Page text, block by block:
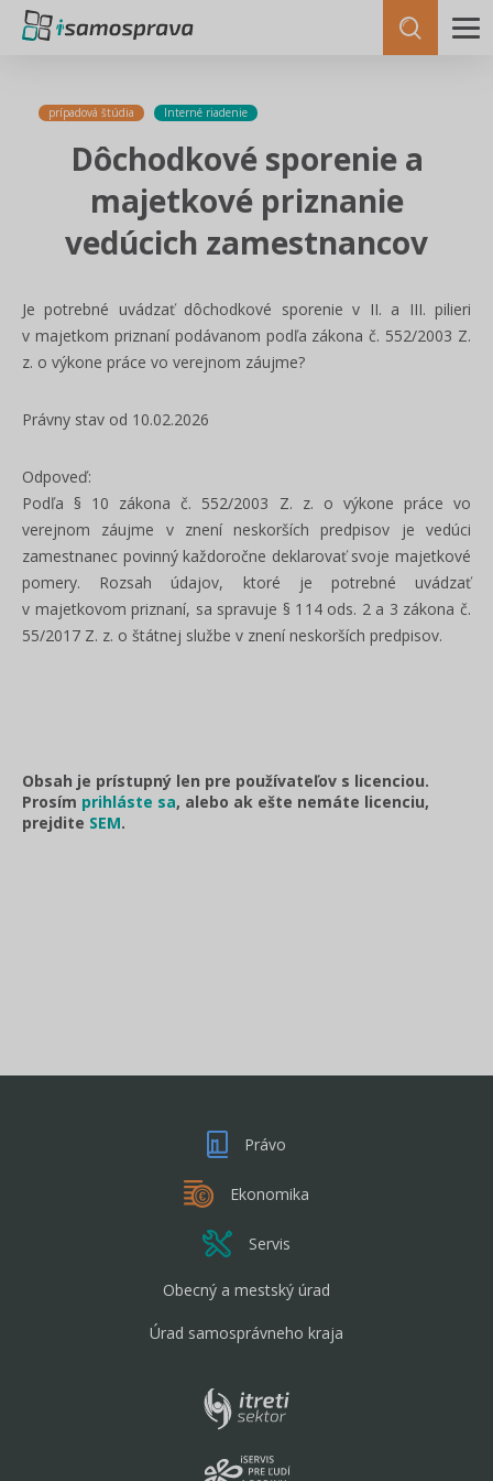
prípadová štúdia Interné riadenie
Dôchodkové sporenie a
majetkové priznanie
vedúcich zamestnancov
Je potrebné uvádzať dôchodkové sporenie v II. a III. pilieri
v majetkom priznaní podávanom podľa zákona č. 552/2003 Z.
z. o výkone práce vo verejnom záujme?
Právny stav od 10.02.2026
Odpoveď:
Podľa § 10 zákona č. 552/2003 Z. z. o výkone práce vo
verejnom záujme v znení neskorších predpisov je vedúci
zamestnanec povinný každoročne deklarovať svoje majetkové
pomery. Rozsah údajov, ktoré je potrebné uvádzať
v majetkovom priznaní, sa spravuje § 114 ods. 2 a 3 zákona č.
55/2017 Z. z. o štátnej službe v znení neskorších predpisov.
Obsah je prístupný len pre používateľov s licenciou.
Prosím prihláste sa, alebo ak ešte nemáte licenciu,
prejdite SEM.
Právo
Ekonomika
Servis
Obecný a mestský úrad
Úrad samosprávneho kraja